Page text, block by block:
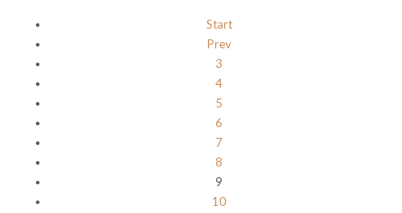
Start
Prev
3
4
5
6
7
8
9
10